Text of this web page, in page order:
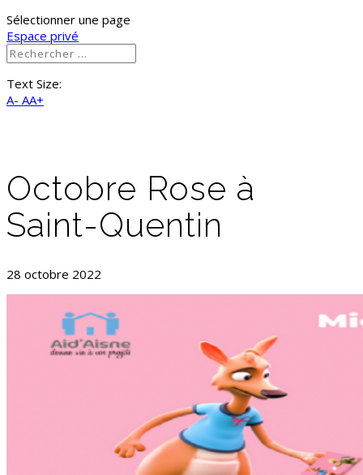
Sélectionner une page
Espace privé
Text Size:
A- AA+
Octobre Rose à
Saint-Quentin
28 octobre 2022